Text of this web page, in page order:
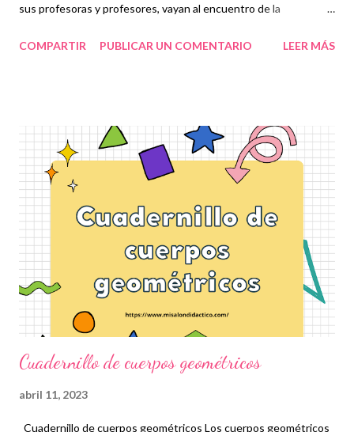
sus profesoras y profesores, vayan al encuentro de la
Este Plan de Estudios reconoce las capacidades como
campos de formación, así como el establecimiento de las
actividades de enseñanza y aprendizaje que, en esta propuesta,
recaen en la autonomía curricular y profesional de las maestras y
los maestros, en el marco de las condiciones que establece la
comunidad urbana o rural en la que estén establecidas las
escuelas. Agradecemos a los autores que con mucha dedicación
y esfuerzo elaboraron este análisis sobre el nuevo plan de
estudios. Por ello, para contr...
COMPARTIR PUBLICAR UN COMENTARIO LEER MÁS
Cuadernillo de cuerpos geométricos
abril 11, 2023
Cuadernillo de cuerpos geométricos Los cuerpos geométricos